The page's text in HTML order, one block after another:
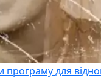
програму для